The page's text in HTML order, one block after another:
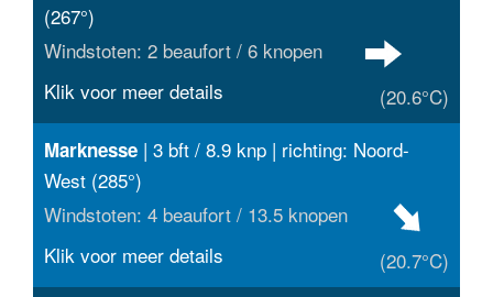
(267°)
Windstoten: 2 beaufort / 6 knopen
(20.6°C)
Klik voor meer details
Marknesse | 3 bft / 8.9 knp | richting: Noord-
West (285°)
Windstoten: 4 beaufort / 13.5 knopen
(20.7°C)
Klik voor meer details